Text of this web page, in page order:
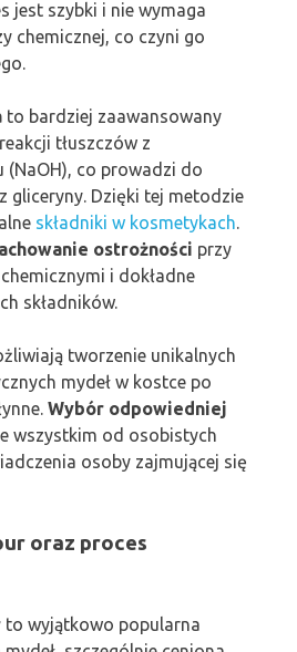
jest szybki i nie wymaga
chemicznej, co czyni go
to bardziej zaawansowany
tłuszczów z
co prowadzi do
gliceryny. Dzięki tej metodzie
składniki w kosmetykach.
ostrożności przy
i dokładne
składników.
tworzenie unikalnych
mydeł w kostce po
Wybór odpowiedniej
wszystkim od osobistych
osoby zajmującej się
oraz proces
to wyjątkowo popularna